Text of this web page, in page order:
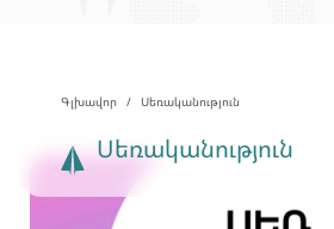
Գլխավոր Սեռականություն
Սեռականություն